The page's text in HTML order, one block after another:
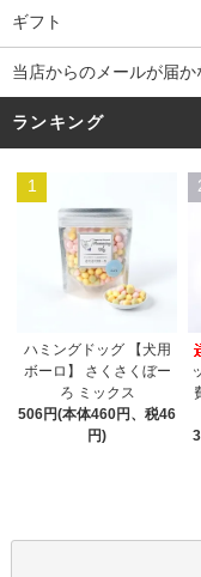
ギフト
当店からのメールが届か
ランキング
1
ハミングドッグ 【犬用
ボーロ】 さくさくぼー
ろ ミックス
506円(本体460円、税46
円)